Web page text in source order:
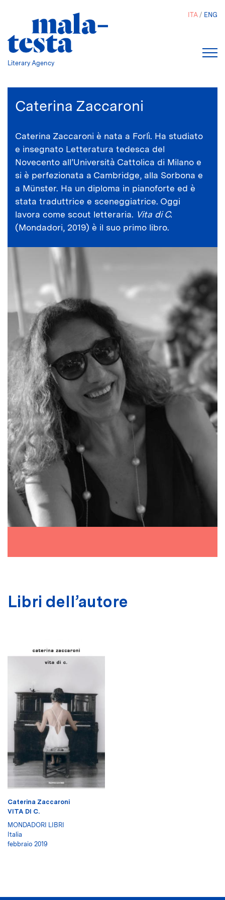
Literary Agency
ITA ENG
Caterina Zaccaroni
Caterina Zaccaroni è nata a Forlì. Ha studiato
e insegnato Letteratura tedesca del
Novecento all’Università Cattolica di Milano e
si è perfezionata a Cambridge, alla Sorbona e
a Münster. Ha un diploma in pianoforte ed è
stata traduttrice e sceneggiatrice. Oggi
lavora come scout letteraria. Vita di C.
(Mondadori, 2019) è il suo primo libro.
Libri dell’autore
Caterina Zaccaroni
VITA DI C.
MONDADORI LIBRI
Italia
febbraio 2019